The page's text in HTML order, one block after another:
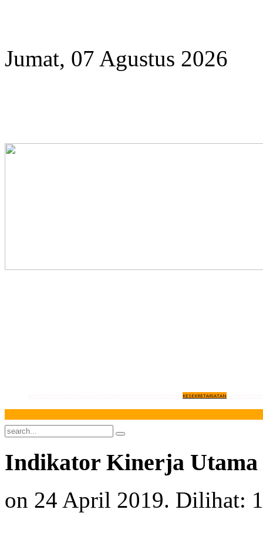
Jumat, 07 Agustus 2026
KESEKRETARIATAN
Indikator Kinerja Utama
on 24 April 2019. Dilihat: